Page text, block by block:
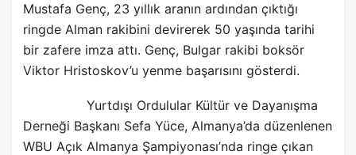
Mustafa Genç, 23 yıllık aranın ardından çıktığı
ringde Alman rakibini devirerek 50 yaşında tarihi
bir zafere imza attı. Genç, Bulgar rakibi boksör
Viktor Hristoskov’u yenme başarısını gösterdi.
Yurtdışı Ordulular Kültür ve Dayanışma
Derneği Başkanı Sefa Yüce, Almanya’da düzenlenen
WBU Açık Almanya Şampiyonası’nda ringe çıkan